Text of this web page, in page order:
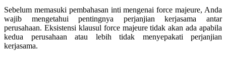
Sebelum memasuki pembahasan inti mengenai force majeure, Anda
wajib mengetahui pentingnya perjanjian kerjasama antar
perusahaan. Eksistensi klausul force majeure tidak akan ada apabila
kedua perusahaan atau lebih tidak menyepakati perjanjian
kerjasama.